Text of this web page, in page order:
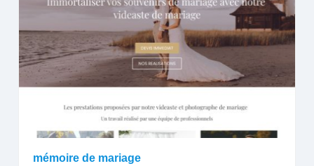
mémoire de mariage